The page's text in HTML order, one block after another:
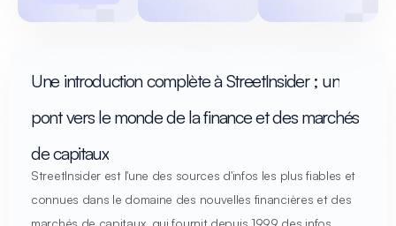
Une introduction complète à StreetInsider ; un
pont vers le monde de la finance et des marchés
de capitaux
StreetInsider est l'une des sources d'infos les plus fiables et
connues dans le domaine des nouvelles financières et des